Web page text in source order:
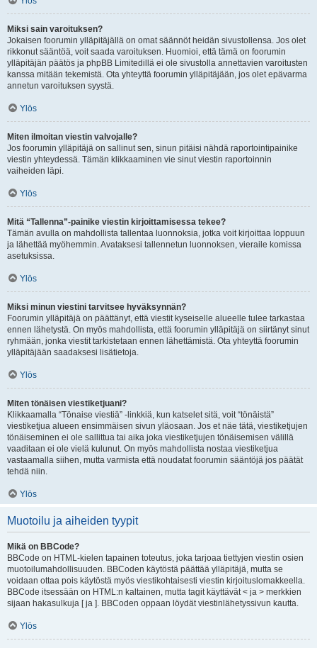
Miksi sain varoituksen?
Jokaisen foorumin ylläpitäjällä on omat säännöt heidän sivustollensa. Jos olet
rikkonut sääntöä, voit saada varoituksen. Huomioi, että tämä on foorumin
ylläpitäjän päätös ja phpBB Limitedillä ei ole sivustolla annettavien varoitusten
kanssa mitään tekemistä. Ota yhteyttä foorumin ylläpitäjään, jos olet epävarma
annetun varoituksen syystä.
Ylös
Miten ilmoitan viestin valvojalle?
Jos foorumin ylläpitäjä on sallinut sen, sinun pitäisi nähdä raportointipainike
viestin yhteydessä. Tämän klikkaaminen vie sinut viestin raportoinnin
vaiheiden läpi.
Ylös
Mitä “Tallenna”-painike viestin kirjoittamisessa tekee?
Tämän avulla on mahdollista tallentaa luonnoksia, jotka voit kirjoittaa loppuun
ja lähettää myöhemmin. Avataksesi tallennetun luonnoksen, vieraile komissa
asetuksissa.
Ylös
Miksi minun viestini tarvitsee hyväksynnän?
Foorumin ylläpitäjä on päättänyt, että viestit kyseiselle alueelle tulee tarkastaa
ennen lähetystä. On myös mahdollista, että foorumin ylläpitäjä on siirtänyt sinut
ryhmään, jonka viestit tarkistetaan ennen lähettämistä. Ota yhteyttä foorumin
ylläpitäjään saadaksesi lisätietoja.
Ylös
Miten tönäisen viestiketjuani?
Klikkaamalla “Tönaise viestiä” -linkkiä, kun katselet sitä, voit “tönäistä”
viestiketjua alueen ensimmäisen sivun yläosaan. Jos et näe tätä, viestiketjujen
tönäiseminen ei ole sallittua tai aika joka viestiketjujen tönäisemisen välillä
vaaditaan ei ole vielä kulunut. On myös mahdollista nostaa viestiketjua
vastaamalla siihen, mutta varmista että noudatat foorumin sääntöjä jos päätät
tehdä niin.
Ylös
Muotoilu ja aiheiden tyypit
Mikä on BBCode?
BBCode on HTML-kielen tapainen toteutus, joka tarjoaa tiettyjen viestin osien
muotoilumahdollisuuden. BBCoden käytöstä päättää ylläpitäjä, mutta se
voidaan ottaa pois käytöstä myös viestikohtaisesti viestin kirjoituslomakkeella.
BBCode itsessään on HTML:n kaltainen, mutta tagit käyttävät < ja > merkkien
sijaan hakasulkuja [ ja ]. BBCoden oppaan löydät viestinlähetyssivun kautta.
Ylös